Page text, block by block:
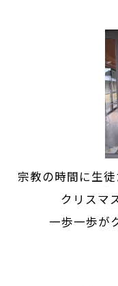
宗教の時間に生徒
クリスマ
一歩一歩が